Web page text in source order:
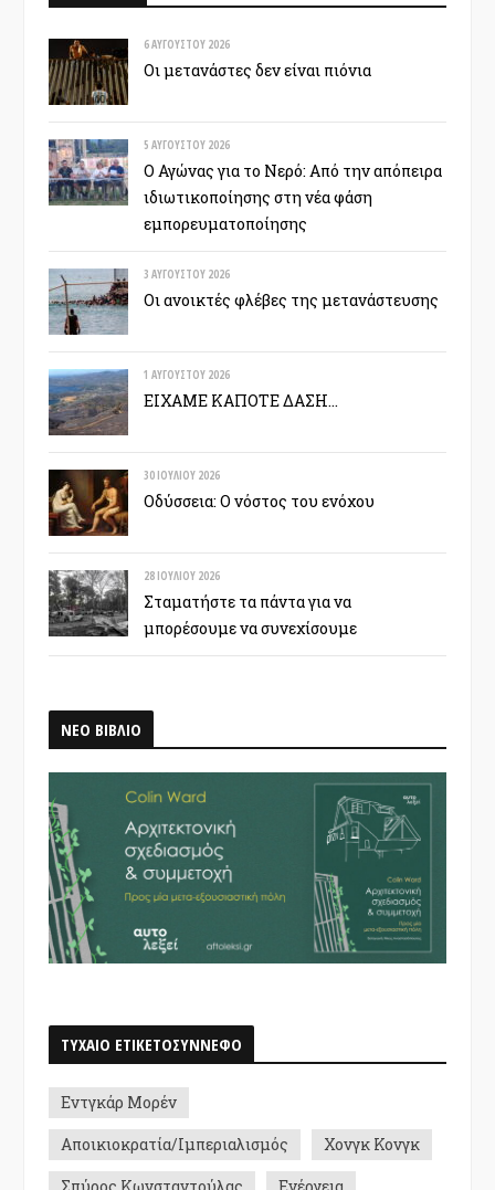
6 ΑΥΓΟΎΣΤΟΥ 2026
Οι μετανάστες δεν είναι πιόνια
5 ΑΥΓΟΎΣΤΟΥ 2026
Ο Αγώνας για το Νερό: Από την απόπειρα
ιδιωτικοποίησης στη νέα φάση
εμπορευματοποίησης
3 ΑΥΓΟΎΣΤΟΥ 2026
Οι ανοικτές φλέβες της μετανάστευσης
1 ΑΥΓΟΎΣΤΟΥ 2026
ΕΙΧΑΜΕ ΚΑΠΟΤΕ ΔΑΣΗ…
30 ΙΟΥΛΊΟΥ 2026
Οδύσσεια: Ο νόστος του ενόχου
28 ΙΟΥΛΊΟΥ 2026
Σταματήστε τα πάντα για να
μπορέσουμε να συνεχίσουμε
ΝΕΟ ΒΙΒΛΙΟ
ΤΥΧΑΙΟ ΕΤΙΚΕΤΟΣΥΝΝΕΦΟ
Εντγκάρ Μορέν
Αποικιοκρατία/Ιμπεριαλισμός
Χονγκ Κονγκ